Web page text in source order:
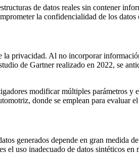
de datos reales sin contener
la confidencialidad de los datos
privacidad. Al no incorporar
de Gartner realizado en 2022, se
modificar múltiples parámetros y
donde se emplean para evaluar
generados depende en gran medida
uso inadecuado de datos sintéticos